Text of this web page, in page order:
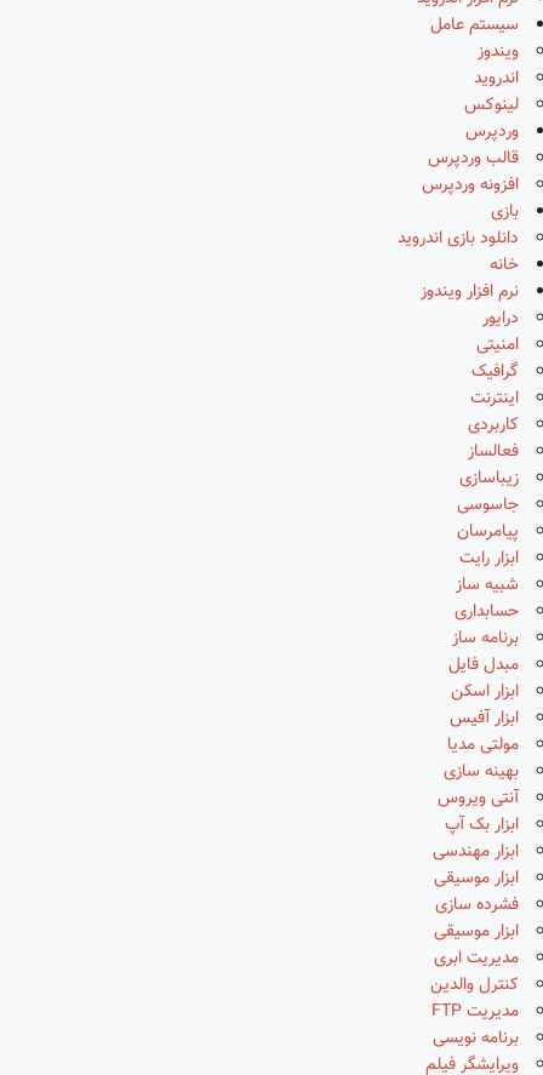
سیستم عامل
ویندوز
اندروید
لینوکس
وردپرس
قالب وردپرس
افزونه وردپرس
بازی
دانلود بازی اندروید
خانه
نرم افزار ویندوز
درایور
امنیتی
گرافیک
اینترنت
کاربردی
فعالساز
زیباسازی
جاسوسی
پیامرسان
ابزار رایت
شبیه ساز
حسابداری
برنامه ساز
مبدل فایل
ابزار اسکن
ابزار آفیس
مولتی مدیا
بهینه سازی
آنتی ویروس
ابزار بک آپ
ابزار مهندسی
ابزار موسیقی
فشرده سازی
ابزار موسیقی
مدیریت ابری
کنترل والدین
مدیریت FTP
برنامه نویسی
ویرایشگر فیلم